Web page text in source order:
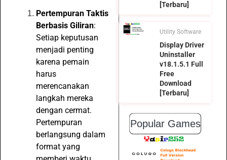
Pertempuran Taktis
Berbasis Giliran:
Setiap keputusan
menjadi penting
karena pemain
harus
merencanakan
langkah mereka
dengan cermat.
Pertempuran
berlangsung dalam
format yang
[Terbaru]
Utility Software
Display Driver
Uninstaller
v18.1.5.1 Full
Free
Download
[Terbaru]
Popular Games